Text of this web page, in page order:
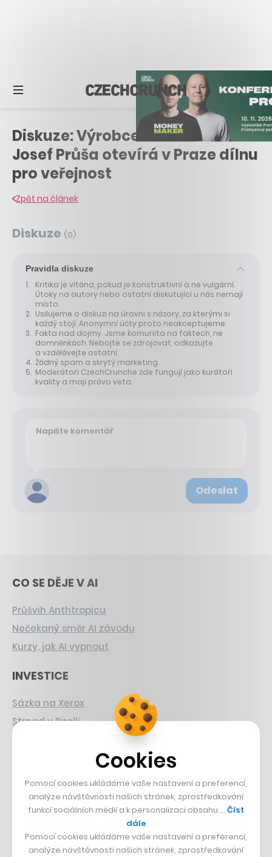
Diskuze: Výrobce 3D tiskáren
Josef Průša otevírá v Praze dílnu
pro veřejnost
Zpět na článek
Diskuze (0)
Pravidla diskuze
Kritika je vítána, pokud je konstruktivní a ne vulgární.
Útoky na autory nebo ostatní diskutující u nás nemají
místo.
Usilujeme o diskuzi na úrovni s názory, za kterými si
každý stojí. Anonymní účty proto neakceptujeme.
Fakta nad dojmy. Jsme komunita na faktech, ne
domněnkách. Nebojte se zdrojovat, odkazujte
a vzdělávejte ostatní.
Žádný spam a skrytý marketing.
Moderátoři CzechCrunche zde fungují jako kurátoři
kvality a mají právo veta.
Odeslat
CO SE DĚJE V AI
Průšvih Anthtropicu
Nečekaný směr AI závodu
Kurzy, jak AI vypnout
INVESTICE
Sázka na Xerox
Strnad v Pirelli
PŘÍBĚHY Z GASTRA
Boční projekt, co se zvrtnul
Francouzský šéfkuchař na Šumavě
Dva golfisti, co pečou
Cookies
Pomocí cookies ukládáme vaše nastavení a preferencí,
analýze návštěvnosti našich stránek, zprostředkování
funkcí sociálních médií a k personalizaci obsahu … Číst
dále
Pomocí cookies ukládáme vaše nastavení a preferencí,
analýze návštěvnosti našich stránek, zprostředkování